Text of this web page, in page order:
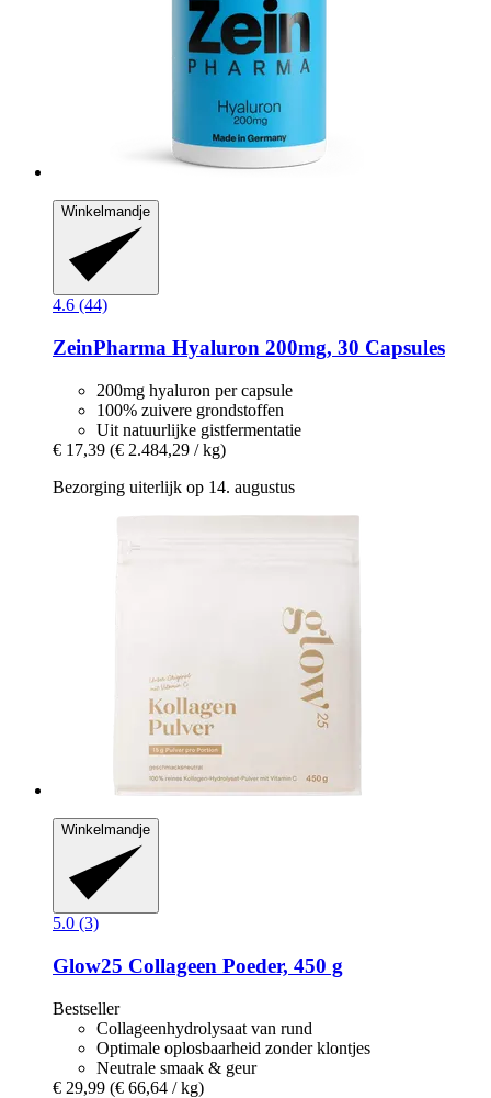
Winkelmandje
4.6 (44)
ZeinPharma Hyaluron 200mg, 30 Capsules
200mg hyaluron per capsule
100% zuivere grondstoffen
Uit natuurlijke gistfermentatie
€ 17,39 (€ 2.484,29 / kg)
Bezorging uiterlijk op 14. augustus
Winkelmandje
5.0 (3)
Glow25 Collageen Poeder, 450 g
Bestseller
Collageenhydrolysaat van rund
Optimale oplosbaarheid zonder klontjes
Neutrale smaak & geur
€ 29,99 (€ 66,64 / kg)